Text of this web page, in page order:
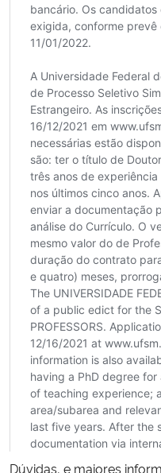
Planalto
Dúvidas, e maiores